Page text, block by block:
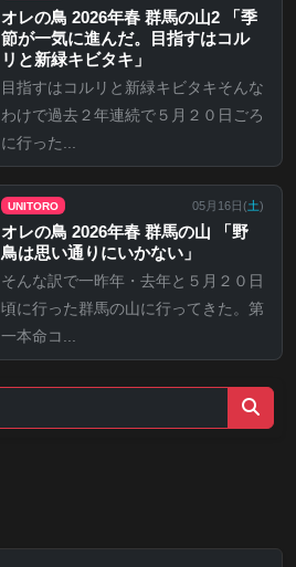
オレの鳥 2026年春 群馬の山2 「季
節が一気に進んだ。目指すはコル
リと新緑キビタキ」
目指すはコルリと新緑キビタキそんな
わけで過去２年連続で５月２０日ごろ
に行った...
UNITORO 05月16日(土)
オレの鳥 2026年春 群馬の山 「野
鳥は思い通りにいかない」
そんな訳で一昨年・去年と５月２０日
頃に行った群馬の山に行ってきた。第
一本命コ...